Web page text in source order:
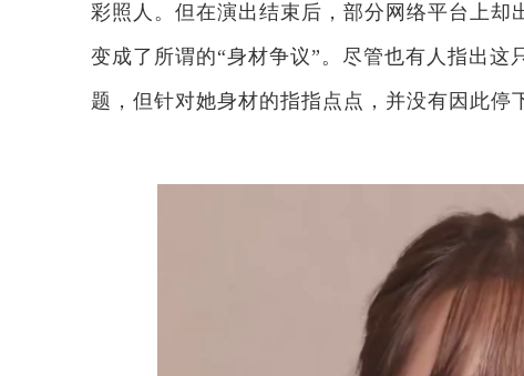
彩照人。但在演出结束后，部分网络平台上却
变成了所谓的“身材争议”。尽管也有人指出这
题，但针对她身材的指指点点，并没有因此停